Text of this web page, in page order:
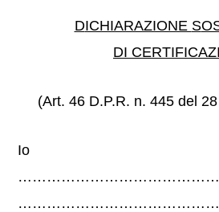
DICHIARAZIONE S
DI C
(Art. 46 D.P.R. n. 445 del
Io